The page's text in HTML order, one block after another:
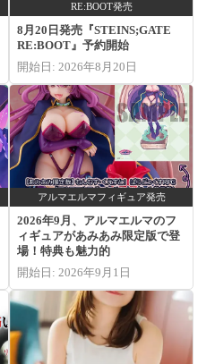
RE:BOOT発売
8月20日発売『STEINS;GATE
RE:BOOT』予約開始
開始日: 2026年8月20日
アルマエルマフィギュア発売
2026年9月、アルマエルマのフ
ィギュアがあみあみ限定版で登
場！特典も魅力的
開始日: 2026年9月1日